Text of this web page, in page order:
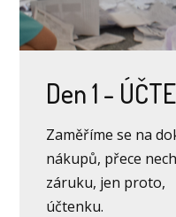
Den 1 -
Zaměříme se na
nákupů, přece
záruku, jen
účtenku.